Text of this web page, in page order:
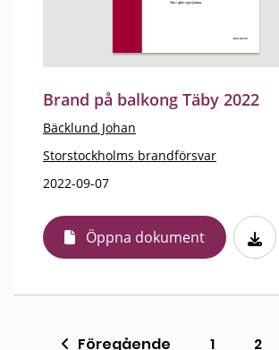
Brand på balkong Täby 2022
Bäcklund Johan
Storstockholms brandförsvar
2022-09-07
Öppna dokument
Föregående 1 2